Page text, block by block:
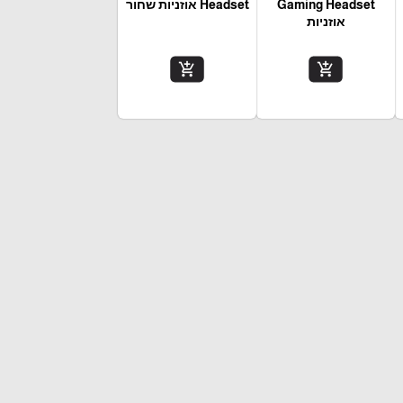
Gaming Headset
אוזניות
add_shopping_cart
Headset אוזניות שחור
add_shopping_cart